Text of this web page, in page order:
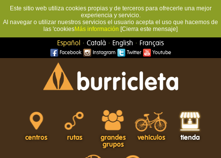
Este sitio web utiliza cookies propias y de terceros para ofrecerle una mejor
experiencia y servicio.
Al navegar o utilizar nuestros servicios el usuario acepta el uso que hacemos de
las 'cookiesMás información [Cierra este mensaje]
Español · Català · English · Français
Facebook Instagram Twitter Youtube
centros rutas
grandes
grupos
vehículos tienda